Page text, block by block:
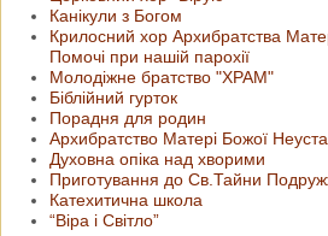
Канікули з Богом
Крилосний хор Архибратства
Помочі при нашій парохії
Молодіжне братство "ХРАМ"
Біблійний гурток
Порадня для родин
Архибратство Матері Божої
Духовна опіка над хворими
Приготування до Св.Тайни
Катехитична школа
“Віра і Світло”